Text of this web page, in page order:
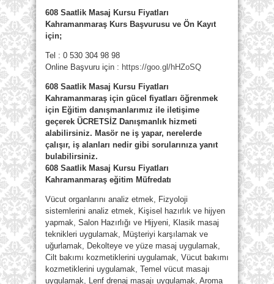
608 Saatlik Masaj Kursu Fiyatları
Kahramanmaraş Kurs Başvurusu ve Ön Kayıt
için;
Tel : 0 530 304 98 98
Online Başvuru için : https://goo.gl/hHZoSQ
608 Saatlik Masaj Kursu Fiyatları
Kahramanmaraş için gücel fiyatları öğrenmek
için Eğitim danışmanlarımız ile iletişime
geçerek ÜCRETSİZ Danışmanlık hizmeti
alabilirsiniz. Masör ne iş yapar, nerelerde
çalışır, iş alanları nedir gibi sorularınıza yanıt
bulabilirsiniz.
608 Saatlik Masaj Kursu Fiyatları
Kahramanmaraş eğitim Müfredatı
Vücut organlarını analiz etmek, Fizyoloji
sistemlerini analiz etmek, Kişisel hazırlık ve hijyen
yapmak, Salon Hazırlığı ve Hijyeni, Klasik masaj
teknikleri uygulamak, Müşteriyi karşılamak ve
uğurlamak, Dekolteye ve yüze masaj uygulamak,
Cilt bakımı kozmetiklerini uygulamak, Vücut bakımı
kozmetiklerini uygulamak, Temel vücut masajı
uygulamak, Lenf drenaj masajı uygulamak, Aroma